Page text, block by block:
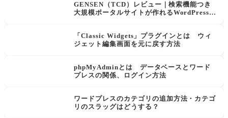
GENSEN（TCD）レビュー｜検索機能つき
大規模ポータルサイトが作れるWordPressテ
「Classic Widgets」プラグインとは ウィ
ジェット編集画面を元に戻す方法
phpMyAdminとは データベースとワード
プレスの関係、ログイン方法
ワードプレスのカテゴリの追加方法・カテゴ
リのスラッグはどうする？